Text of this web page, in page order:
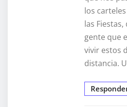
los
las
gente que
vivir estos
distancia.